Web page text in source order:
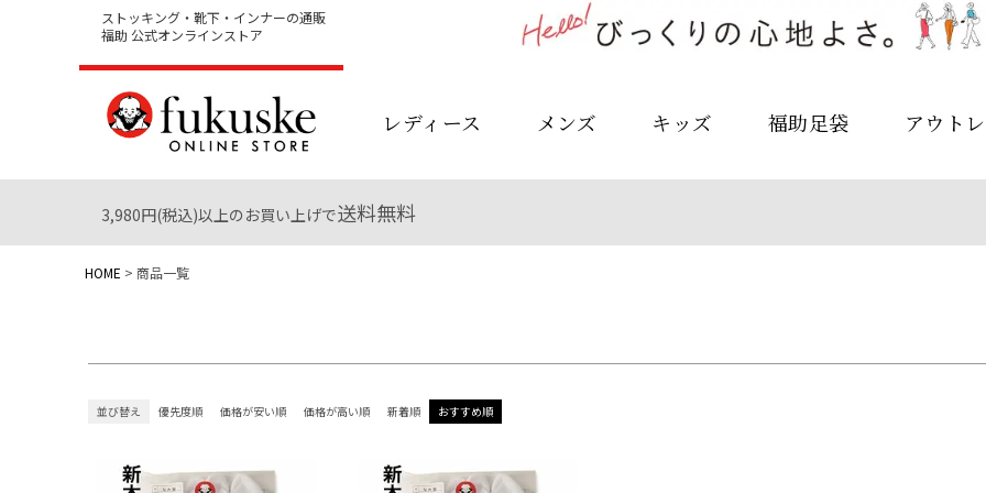
ストッキング・靴下・インナーの通販
福助 公式オンラインストア
レディース メンズ キッズ 福助足袋 アウト
3,980円(税込)以上のお買い上げで送料無料
HOME 商品一覧
ブランド一覧
在庫なし商品
予約商品
並び順
並び替え 優先度順 価格が安い順 価格が高い順 新着順 おすすめ順